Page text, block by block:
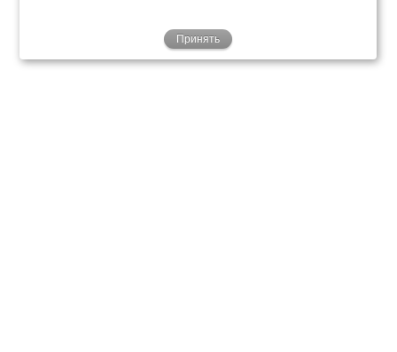
Принять